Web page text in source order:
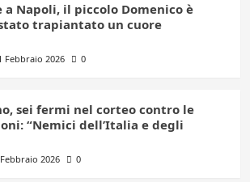
a Napoli, il piccolo Domenico è
trapiantato un cuore
Febbraio 2026 0
sei fermi nel corteo contro le
“Nemici dell’Italia e degli
2026 0